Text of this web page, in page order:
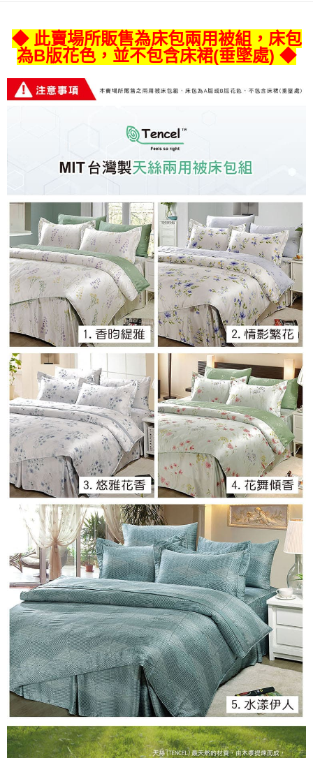
【「AFTEE先享後付」結帳流程】
１．於結帳方式選擇「AFTEE先享後付」後，將跳轉至「AFTEE先享後付」
結帳頁面，進行簡訊認證並確認金額後，即可完成結帳。
２．訂單成立數日內，您將收到繳費通知簡訊。
３．收到繳費通知簡訊後14天內，點擊此簡訊中的連結，可透過四大超商／
ATM／網路銀行／等多元方式進行付款，方視為交易完成。
※ 交易是否成功請以「AFTEE先享後付 」之結帳頁面顯示為準，若有關於
客戶支援中心」
https://netprotections.freshdesk.com/support/home
【注意事項】
１．透過由恩沛科技股份有限公司提供之「AFTEE先享後付」服務完成之交
易，需依本服務之必要範圍內提供個人資料，並將交易相關給付款項請求債
權轉讓予恩沛科技股份有限公司。
２．關於個人資料處理事宜，請瀏覽以下網址：
https://aftee.tw/terms/#terms3
３．未成年的使用者請事先徵得法定代理人或監護人之同意方可使用
「AFTEE先享後付」，若未經同意申辦者引起之損失，本公司不負相關責
任。
４．使用「AFTEE先享後付」時，將依據個別帳號之用戶狀況，依本公司即
時審查核予不同之上限額度；若仍有額度不足之情形，本公司將視審查結果
請求用戶進行身份認證。
５．嚴禁一人註冊多個帳號或使用他人資訊註冊。若發現惡意使用之情形，
恩沛科技股份有限公司將有權停止該用戶之使用額度並採取法律行動。
每筆NT$80
宅配-離島
◆ 此賣場所販售為床包兩用被組，床包
為B版花色，並不包含床裙(垂墜處) ◆